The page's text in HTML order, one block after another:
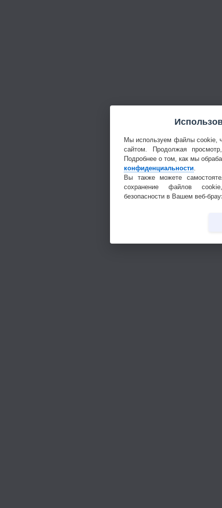
Мы используем файлы cookie,
сайтом. Продолжая
Подробнее о том, как мы
конфиденциальности
Вы также можете
сохранение файлов
безопасности в Вашем веб-